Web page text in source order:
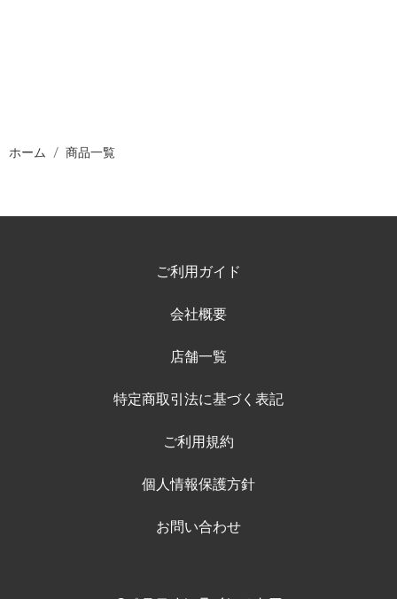
ホーム 商品一覧
ご利用ガイド
会社概要
店舗一覧
特定商取引法に基づく表記
ご利用規約
個人情報保護方針
お問い合わせ